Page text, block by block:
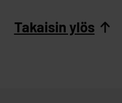
Takaisin ylös